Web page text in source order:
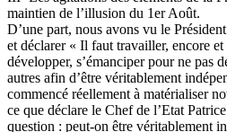
maintien de l’illusion du 1er Août.
D’une part, nous avons vu le
et déclarer « Il faut travailler, encore et
développer, s’émanciper pour ne pas
autres afin d’être véritablement
commencé réellement à matérialiser
ce que déclare le Chef de l’Etat
question : peut-on être véritablement